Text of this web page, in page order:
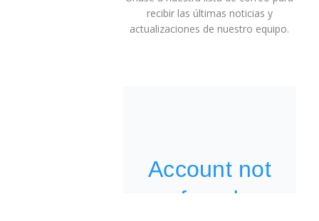
recibir las últimas noticias y
actualizaciones de nuestro equipo.